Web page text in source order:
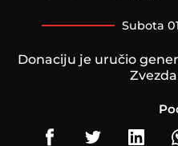
subota
Donaciju je uručio